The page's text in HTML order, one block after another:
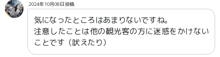
2024年10月08日投稿
気になったところはあまりないですね。
注意したことは他の観光客の方に迷惑をかけない
ことです（吠えたり）